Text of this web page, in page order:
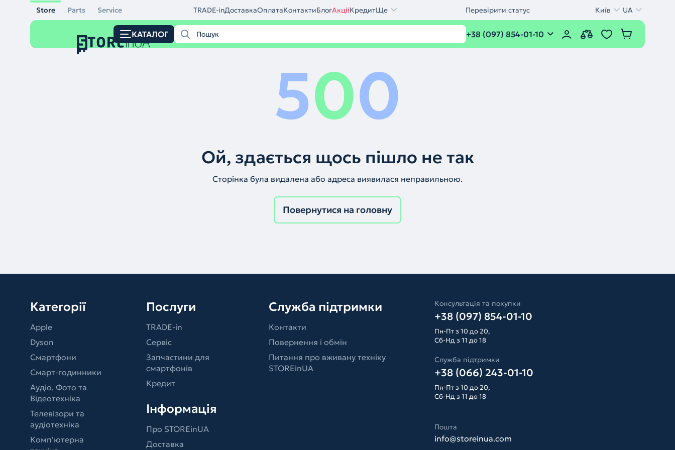
Store Parts Service TRADE-inДоставкаОплатаКонтактиБлогАкціїКредитЩе Перевірити статус Київ UA
КАТАЛОГ +38 (097) 854-01-10
500
Ой, здається щось пішло не так
Сторінка була видалена або адреса виявилася неправильною.
Повернутися на головну
Категорії
Apple
Dyson
Смартфони
Смарт-годинники
Аудіо, Фото та
Відеотехніка
Телевізори та
аудіотехніка
Комп'ютерна
Послуги
TRADE-in
Сервіс
Запчастини для
смартфонів
Кредит
Інформація
Про STOREinUA
Доставка
Служба підтримки
Контакти
Повернення і обмін
Питання про вживану техніку
STOREinUA
Консультація та покупки
+38 (097) 854-01-10
Пн-Пт з 10 до 20,
Сб-Нд з 11 до 18
Служба підтримки
+38 (066) 243-01-10
Пн-Пт з 10 до 20,
Сб-Нд з 11 до 18
Пошта
info@storeinua.com